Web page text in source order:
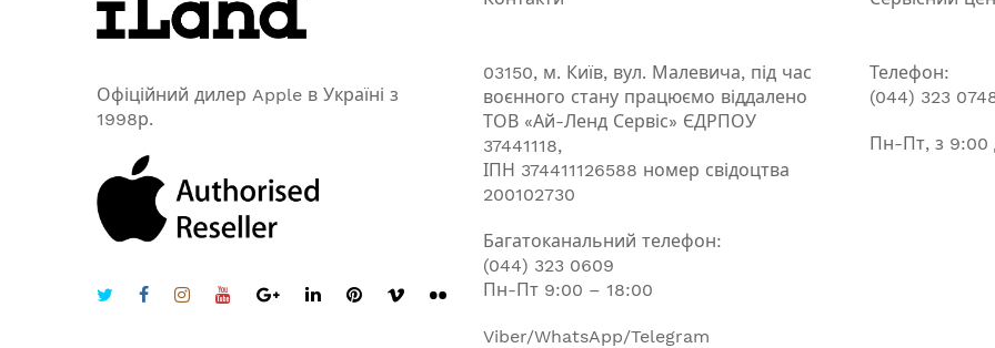
Офіційний дилер Apple в Україні з
1998р.
03150, м. Київ, вул. Малевича, під час
воєнного стану працюємо віддалено
ТОВ «Ай-Ленд Сервіс» ЄДРПОУ
37441118,
ІПН 374411126588 номер свідоцтва
200102730
Багатоканальний телефон:
(044) 323 0609
Пн-Пт 9:00 – 18:00
Viber/WhatsApp/Telegram
Телефон:
(044) 323
Пн-Пт, з 9:00